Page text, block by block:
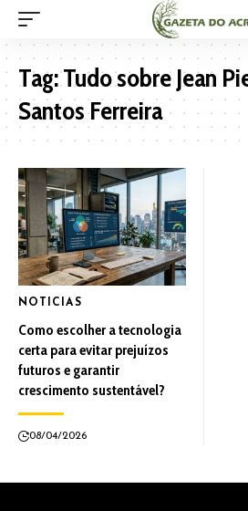
Tag:Tudo sobre Jean
Santos Ferreira
NOTICIAS
Como escolher a tecnologia
certa para evitar prejuízos
futuros e garantir
crescimento sustentável?
08/04/2026